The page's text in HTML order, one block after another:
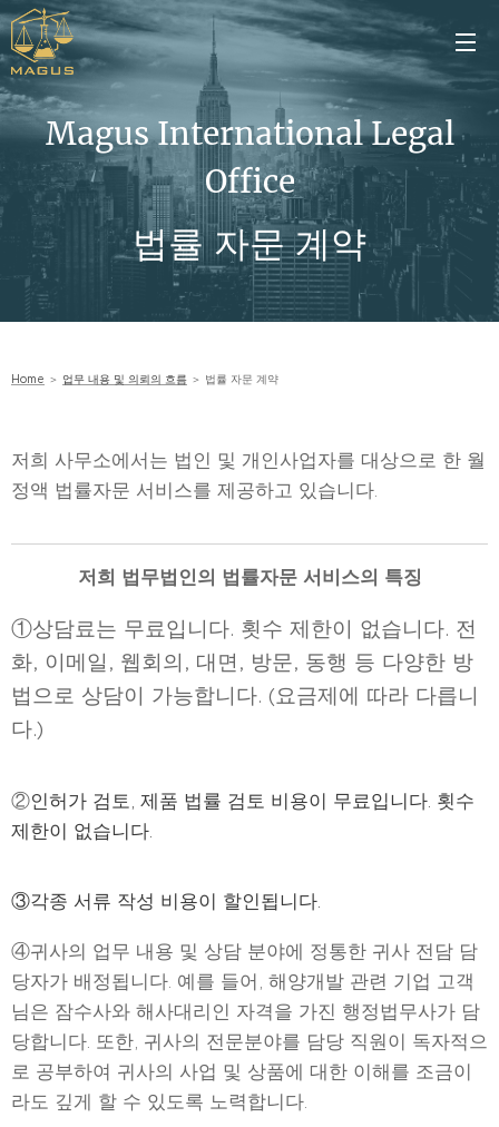
Magus International Legal
Office
법률 자문 계약
Home ＞ 업무 내용 및 의뢰의 흐름 ＞ 법률 자문 계약
저희 사무소에서는 법인 및 개인사업자를 대상으로 한 월
정액 법률자문 서비스를 제공하고 있습니다.
저희 법무법인의 법률자문 서비스의 특징
①상담료는 무료입니다. 횟수 제한이 없습니다. 전
화, 이메일, 웹회의, 대면, 방문, 동행 등 다양한 방
법으로 상담이 가능합니다. (요금제에 따라 다릅니
다.)
②인허가 검토, 제품 법률 검토 비용이 무료입니다. 횟수
제한이 없습니다.
③각종 서류 작성 비용이 할인됩니다.
④귀사의 업무 내용 및 상담 분야에 정통한 귀사 전담 담
당자가 배정됩니다. 예를 들어, 해양개발 관련 기업 고객
님은 잠수사와 해사대리인 자격을 가진 행정법무사가 담
당합니다. 또한, 귀사의 전문분야를 담당 직원이 독자적으
로 공부하여 귀사의 사업 및 상품에 대한 이해를 조금이
라도 깊게 할 수 있도록 노력합니다.